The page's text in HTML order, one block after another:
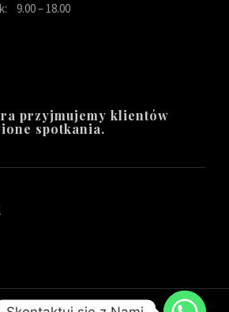
9.00 – 18.00
przyjmujemy klientów
spotkania.